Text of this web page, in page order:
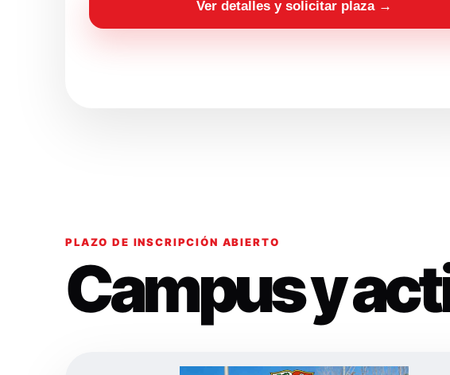
Ver detalles y solicitar plaza →
PLAZO DE INSCRIPCIÓN ABIERTO
Campus y